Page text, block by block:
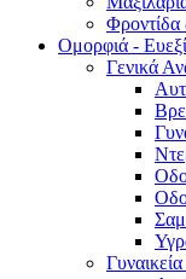
Φροντίδα
Ομορφιά -
Γενικά